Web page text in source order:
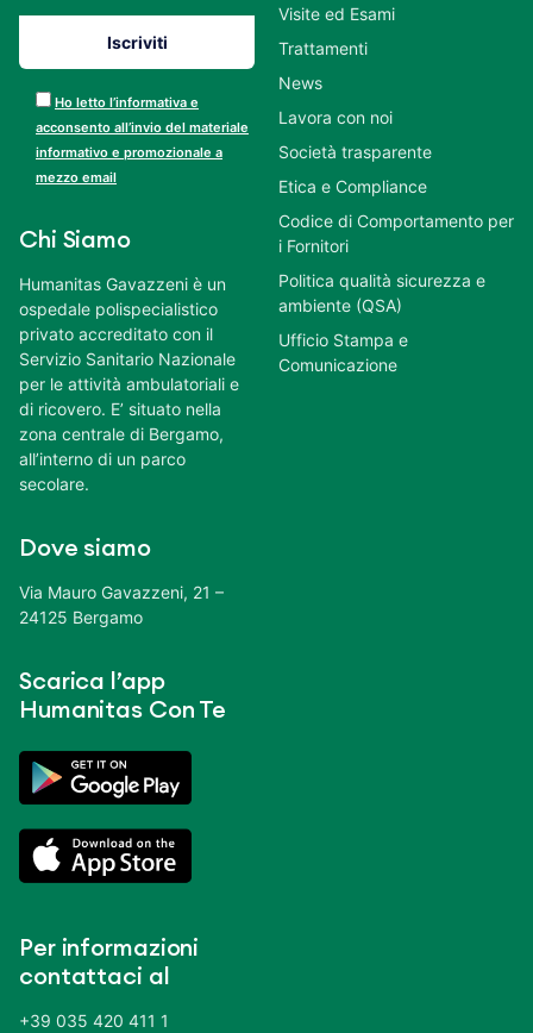
Ho letto l’informativa e
acconsento all’invio del materiale
informativo e promozionale a
mezzo email
Chi Siamo
Humanitas Gavazzeni è un
ospedale polispecialistico
privato accreditato con il
Servizio Sanitario Nazionale
per le attività ambulatoriali e
di ricovero. E’ situato nella
zona centrale di Bergamo,
all’interno di un parco
secolare.
Dove siamo
Via Mauro Gavazzeni, 21 –
24125 Bergamo
Scarica l’app
Humanitas Con Te
Per informazioni
contattaci al
+39 035 420 411 1
Visite ed Esami
Trattamenti
News
Lavora con noi
Società trasparente
Etica e Compliance
Codice di Comportamento per
i Fornitori
Politica qualità sicurezza e
ambiente (QSA)
Ufficio Stampa e
Comunicazione